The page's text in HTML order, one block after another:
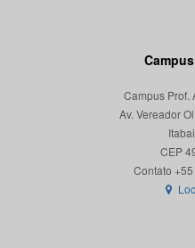
Campus Prof.
Av. Vereador
CEP